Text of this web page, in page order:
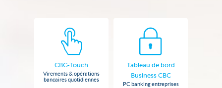
CBC-Touch
Virements & opérations
bancaires quotidiennes
Tableau de bord
Business CBC
PC banking entreprises